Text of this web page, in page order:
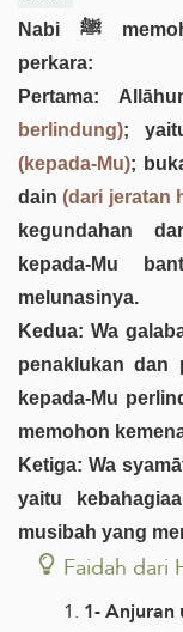
Nabi ﷺ memohon perlindungan dari beberapa
perkara:
Pertama:
berlindung);
(kepada-Mu);
dain(dari jeratan
kegundahan
kepada-Mu
melunasinya.
Kedua: Wa
penaklukan dan
kepada-Mu
memohon
Ketiga: Wa
yaitu
musibah yang
Faidah dari
1-